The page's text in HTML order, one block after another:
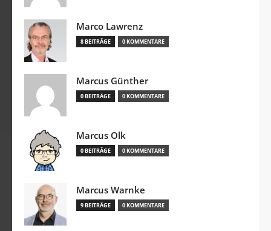
Marco Lawrenz
8 BEITRÄGE 0 KOMMENTARE
Marcus Günther
0 BEITRÄGE 0 KOMMENTARE
Marcus Olk
0 BEITRÄGE 0 KOMMENTARE
Marcus Warnke
9 BEITRÄGE 0 KOMMENTARE